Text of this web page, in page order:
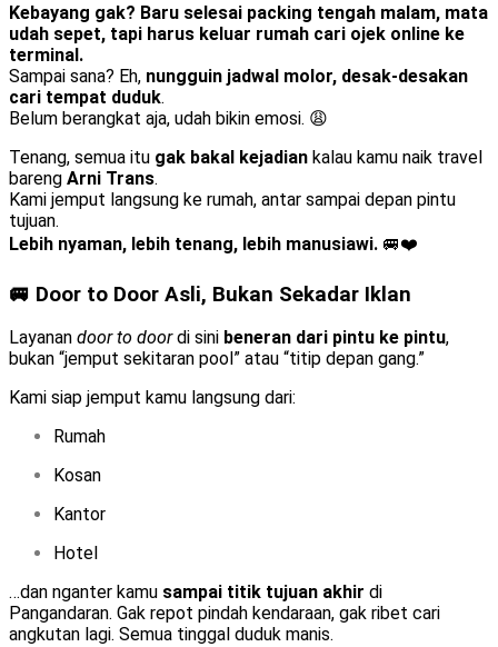
Kebayang gak? Baru selesai packing tengah malam, mata
udah sepet, tapi harus keluar rumah cari ojek online ke
terminal.
Sampai sana? Eh, nungguin jadwal molor, desak-desakan
cari tempat duduk.
Belum berangkat aja, udah bikin emosi. 😩
Tenang, semua itu gak bakal kejadian kalau kamu naik travel
bareng Arni Trans.
Kami jemput langsung ke rumah, antar sampai depan pintu
tujuan.
Lebih nyaman, lebih tenang, lebih manusiawi. 🚐❤️
🚐 Door to Door Asli, Bukan Sekadar Iklan
Layanan door to doordi sini beneran dari pintu ke pintu,
bukan “jemput sekitaran pool” atau “titip depan gang.”
Kami siap jemput kamu langsung dari:
Rumah
Kosan
Kantor
Hotel
…dan nganter kamu sampai titik tujuan akhir di
Pangandaran. Gak repot pindah kendaraan, gak ribet cari
angkutan lagi. Semua tinggal duduk manis.